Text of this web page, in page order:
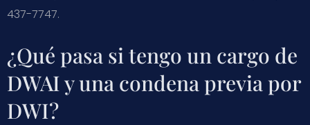
437-7747.
¿Qué pasa si tengo un cargo de
DWAI y una condena previa por
DWI?